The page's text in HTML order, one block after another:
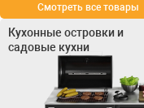
Смотреть все товары
Кухонные островки и
садовые кухни